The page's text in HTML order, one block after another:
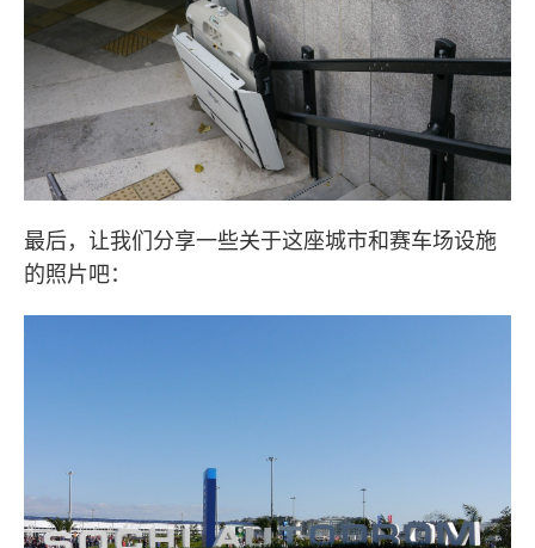
最后，让我们分享一些关于这座城市和赛车场设施
的照片吧：